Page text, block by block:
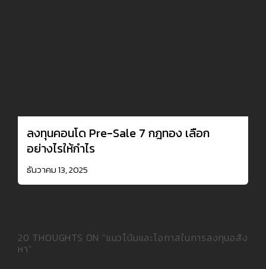
ลงทุนคอนโด Pre-Sale 7 กฎทอง เลือก
อย่างไรให้กำไร
ธันวาคม 13, 2025
20 THOUGHTS ON “แนวโน้มและโอกาสในการลงทุนอสัง
หา”